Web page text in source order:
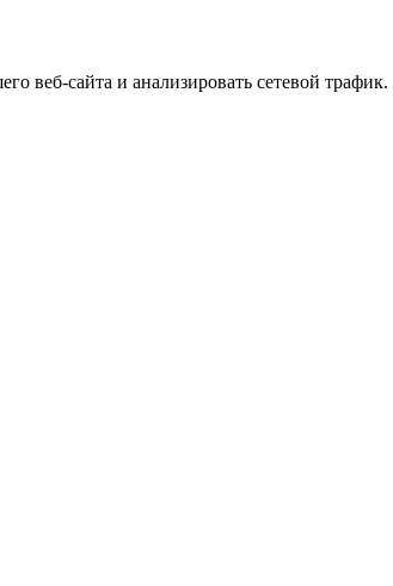
веб-сайта и анализировать сетевой трафик.